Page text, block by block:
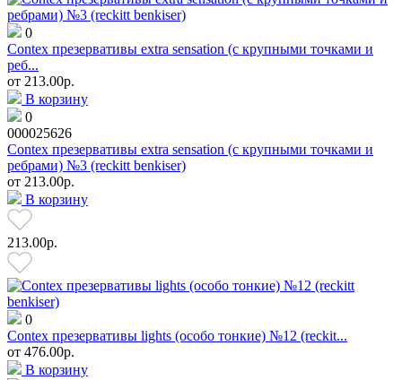
0
Contex презервативы extra sensation (с крупными точками и
реб...
от 213.00р.
В корзину
0
000025626
Contex презервативы extra sensation (с крупными точками и
ребрами) №3 (reckitt benkiser)
от 213.00р.
В корзину
213.00р.
0
Contex презервативы lights (особо тонкие) №12 (reckit...
от 476.00р.
В корзину